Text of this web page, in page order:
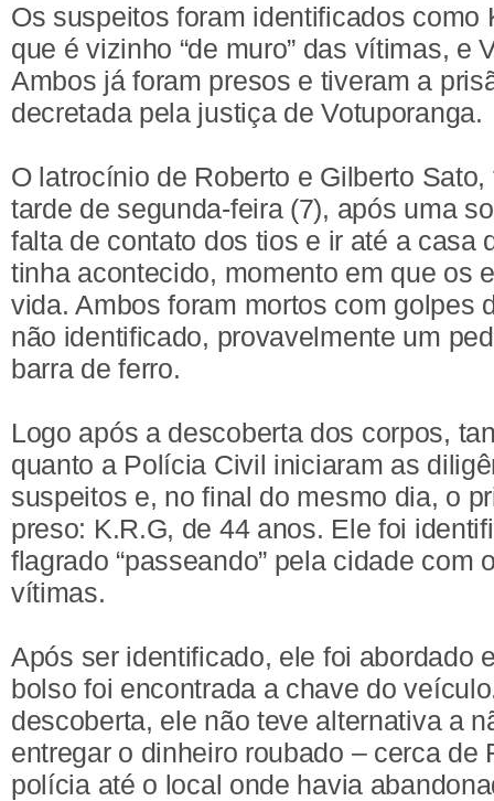
Os suspeitos foram identificados como
que é vizinho “de muro” das vítimas, e
Ambos já foram presos e tiveram a
decretada pela justiça de Votuporanga.
O latrocínio de Roberto e Gilberto
tarde de segunda-feira (7), após uma
falta de contato dos tios e ir até a casa
tinha acontecido, momento em que os
vida. Ambos foram mortos com golpes
não identificado, provavelmente um
barra de ferro.
Logo após a descoberta dos corpos,
quanto a Polícia Civil iniciaram as
suspeitos e, no final do mesmo dia, o
preso: K.R.G, de 44 anos. Ele foi
flagrado “passeando” pela cidade com
vítimas.
Após ser identificado, ele foi abordado
bolso foi encontrada a chave do
descoberta, ele não teve alternativa a
entregar o dinheiro roubado – cerca de
polícia até o local onde havia